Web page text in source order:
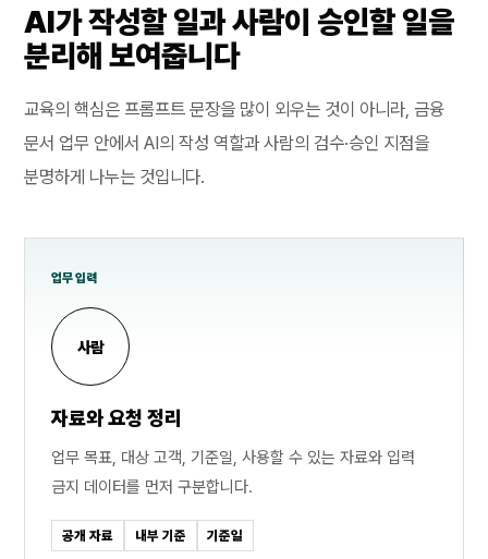
AI가 작성할 일과 사람이 승인할 일을
분리해 보여줍니다
교육의 핵심은 프롬프트 문장을 많이 외우는 것이 아니라, 금융
문서 업무 안에서 AI의 작성 역할과 사람의 검수·승인 지점을
분명하게 나누는 것입니다.
업무 입력
사람
자료와 요청 정리
업무 목표, 대상 고객, 기준일, 사용할 수 있는 자료와 입력
금지 데이터를 먼저 구분합니다.
공개 자료 내부 기준 기준일